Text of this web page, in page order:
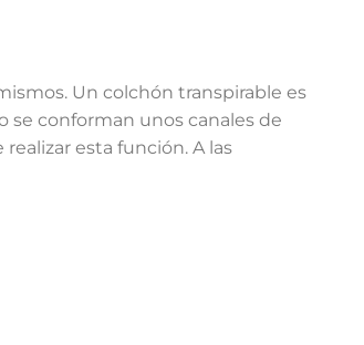
Un colchón transpirable es
se conforman unos canales de
esta función. A las